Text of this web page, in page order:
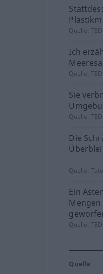
Quelle: TED
Ich
Quelle: TED
Sie
Quelle: TED
Die
Quelle:
Ein
Quelle: TED
Quelle